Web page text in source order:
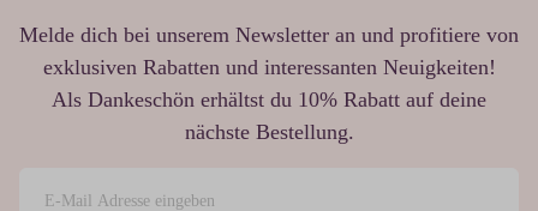
Melde dich bei unserem Newsletter an und profitiere von
exklusiven Rabatten und interessanten Neuigkeiten!
Als Dankeschön erhältst du 10% Rabatt auf deine
nächste Bestellung.